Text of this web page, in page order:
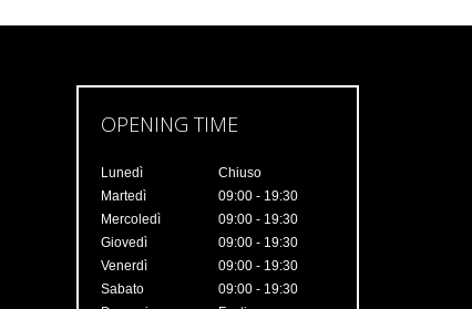
OPENING TIME
Lunedì
Chiuso
Martedì
09:00 - 19:30
Mercoledì
09:00 - 19:30
Giovedì
09:00 - 19:30
Venerdì
09:00 - 19:30
Sabato
09:00 - 19:30